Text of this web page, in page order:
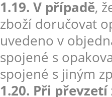
1.19. V případě,
zboží doručovat
uvedeno v
spojené s
spojené s jiným
1.20. Při